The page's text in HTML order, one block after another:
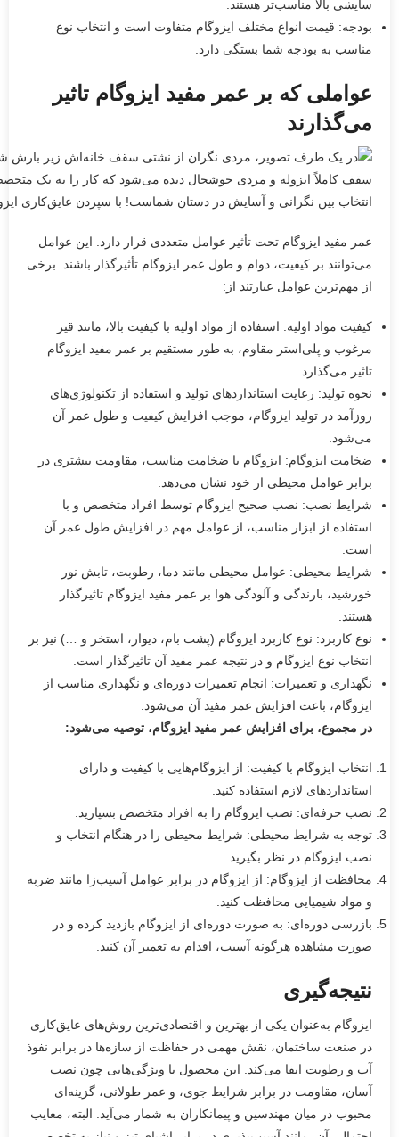
سایشی بالا مناسب‌تر هستند.
بودجه: قیمت انواع مختلف ایزوگام متفاوت است و انتخاب نوع
مناسب به بودجه شما بستگی دارد.
عواملی که بر عمر مفید ایزوگام تاثیر
می‌گذارند
انتخاب بین نگرانی و آسایش در دستان شماست! با سپردن عایق‌کاری
عمر مفید ایزوگام تحت تأثیر عوامل متعددی قرار دارد. این عوامل
می‌توانند بر کیفیت، دوام و طول عمر ایزوگام تأثیرگذار باشند. برخی
از مهم‌ترین عوامل عبارتند از:
کیفیت مواد اولیه: استفاده از مواد اولیه با کیفیت بالا، مانند قیر
مرغوب و پلی‌استر مقاوم، به طور مستقیم بر عمر مفید ایزوگام
تاثیر می‌گذارد.
نحوه تولید: رعایت استانداردهای تولید و استفاده از تکنولوژی‌های
روزآمد در تولید ایزوگام، موجب افزایش کیفیت و طول عمر آن
می‌شود.
ضخامت ایزوگام: ایزوگام با ضخامت مناسب، مقاومت بیشتری در
برابر عوامل محیطی از خود نشان می‌دهد.
شرایط نصب: نصب صحیح ایزوگام توسط افراد متخصص و با
استفاده از ابزار مناسب، از عوامل مهم در افزایش طول عمر آن
است.
شرایط محیطی: عوامل محیطی مانند دما، رطوبت، تابش نور
خورشید، بارندگی و آلودگی هوا بر عمر مفید ایزوگام تاثیرگذار
هستند.
نوع کاربرد: نوع کاربرد ایزوگام (پشت بام، دیوار، استخر و …) نیز بر
انتخاب نوع ایزوگام و در نتیجه عمر مفید آن تاثیرگذار است.
نگهداری و تعمیرات: انجام تعمیرات دوره‌ای و نگهداری مناسب از
ایزوگام، باعث افزایش عمر مفید آن می‌شود.
در مجموع، برای افزایش عمر مفید ایزوگام، توصیه می‌شود:
انتخاب ایزوگام با کیفیت: از ایزوگام‌هایی با کیفیت و دارای
استانداردهای لازم استفاده کنید.
نصب حرفه‌ای: نصب ایزوگام را به افراد متخصص بسپارید.
توجه به شرایط محیطی: شرایط محیطی را در هنگام انتخاب و
نصب ایزوگام در نظر بگیرید.
محافظت از ایزوگام: از ایزوگام در برابر عوامل آسیب‌زا مانند ضربه
و مواد شیمیایی محافظت کنید.
بازرسی دوره‌ای: به صورت دوره‌ای از ایزوگام بازدید کرده و در
صورت مشاهده هرگونه آسیب، اقدام به تعمیر آن کنید.
نتیجه‌گیری
ایزوگام به‌عنوان یکی از بهترین و اقتصادی‌ترین روش‌های عایق‌کاری
در صنعت ساختمان، نقش مهمی در حفاظت از سازه‌ها در برابر نفوذ
آب و رطوبت ایفا می‌کند. این محصول با ویژگی‌هایی چون نصب
آسان، مقاومت در برابر شرایط جوی، و عمر طولانی، گزینه‌ای
محبوب در میان مهندسین و پیمانکاران به شمار می‌آید. البته، معایب